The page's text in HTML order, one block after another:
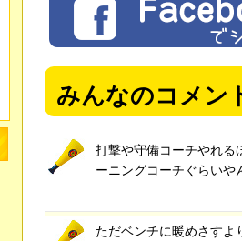
みんなのコメン
打撃や守備コーチやれる
ーニングコーチぐらいや
ただベンチに暖めさすよ